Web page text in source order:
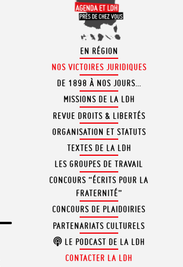
EN RÉGION
NOS VICTOIRES JURIDIQUES
DE 1898 À NOS JOURS…
MISSIONS DE LA LDH
REVUE DROITS & LIBERTÉS
ORGANISATION ET STATUTS
TEXTES DE LA LDH
LES GROUPES DE TRAVAIL
CONCOURS “ÉCRITS POUR LA
FRATERNITÉ”
CONCOURS DE PLAIDOIRIES
PARTENARIATS CULTURELS
LE PODCAST DE LA LDH
CONTACTER LA LDH